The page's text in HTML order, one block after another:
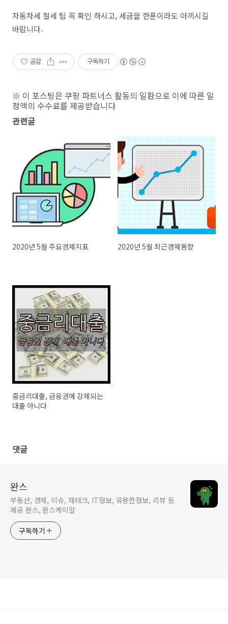
자동차세 절세 팁 꼭 확인 하시고, 세금을 한푼이라도 아끼시길
바랍니다.
공감 구독하기
※ 이 포스팅은 쿠팡 파트너스 활동의 일환으로 이에 따른 일
정액의 수수료를 제공받습니다
관련글
2020년 5월 주요경제지표 2020년 5월 최근경제동향
중금리대출, 금융권에 강제되는
대출 아니다
댓글
완스
부동산, 경제, 이슈, 재테크, IT정보, 유용한정보, 리뷰 등
제공 완스, 완스케이알
구독하기